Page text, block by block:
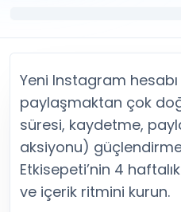
Twitter (X) Retweet Satın Al
Twitter (X) Video İzlenme
Tümünü Gör
YouTube
YouTube Abone Satın Al
YouTube Beğeni Satın Al
YouTube İzlenme Satın Al
YouTube Yorum Satın Al
Tümünü Gör
Tümünü Gör
Diğer ücretsiz araçlar
Facebook Araçları
LinkedIn Araçları
Spotify Araçları
Telegram Araçları
Twitch Araçları
SoundCloud Araçları
Snapchat Araçları
Yeni Instagram
paylaşmaktan çok
süresi, kaydetme,
aksiyonu)
Etkisepeti’nin 4
ve içerik ritmini kurun.